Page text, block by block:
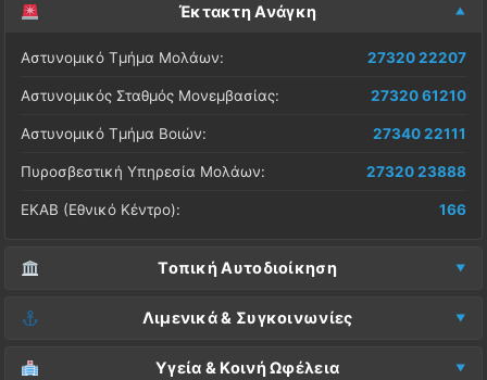
Έκτακτη Ανάγκη
Αστυνομικό Τμήμα Μολάων: 27320 22207
Αστυνομικός Σταθμός Μονεμβασίας: 27320 61210
Αστυνομικό Τμήμα Βοιών: 27340 22111
Πυροσβεστική Υπηρεσία Μολάων: 27320 23888
ΕΚΑΒ (Εθνικό Κέντρο): 166
Τοπική Αυτοδιοίκηση
Δήμος Μονεμβασίας (Έδρα):
Λιμενικά & Συγκοινωνίες
Λιμεναρχείο Μονεμβασίας:
Υγεία & Κοινή Ωφέλεια